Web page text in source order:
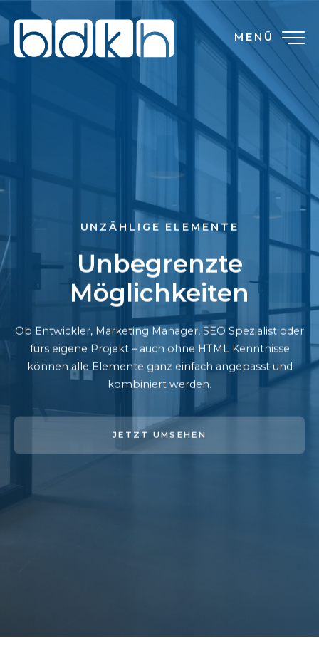
MENÜ
UNZÄHLIGE ELEMENTE
Unbegrenzte
Möglichkeiten
Ob Entwickler, Marketing Manager, SEO Spezialist oder
fürs eigene Projekt – auch ohne HTML Kenntnisse
können alle Elemente ganz einfach angepasst und
kombiniert werden.
JETZT UMSEHEN